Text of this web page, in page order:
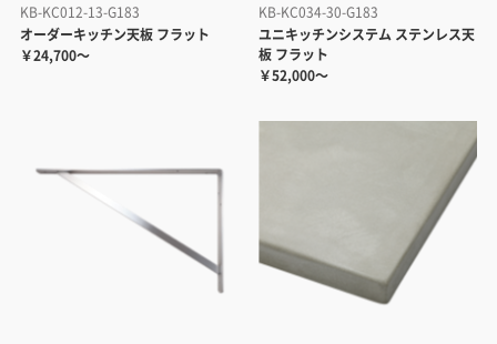
KB-KC012-13-G183
オーダーキッチン天板 フラット
￥24,700～
KB-KC034-30-G183
ユニキッチンシステム ステンレス天
板 フラット
￥52,000～